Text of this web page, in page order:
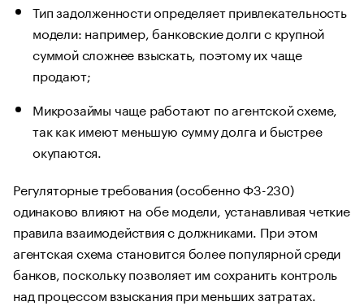
Тип задолженности определяет привлекательность
модели: например, банковские долги с крупной
суммой сложнее взыскать, поэтому их чаще
продают;
Микрозаймы чаще работают по агентской схеме,
так как имеют меньшую сумму долга и быстрее
окупаются.
Регуляторные требования (особенно ФЗ-230)
одинаково влияют на обе модели, устанавливая четкие
правила взаимодействия с должниками. При этом
агентская схема становится более популярной среди
банков, поскольку позволяет им сохранить контроль
над процессом взыскания при меньших затратах.